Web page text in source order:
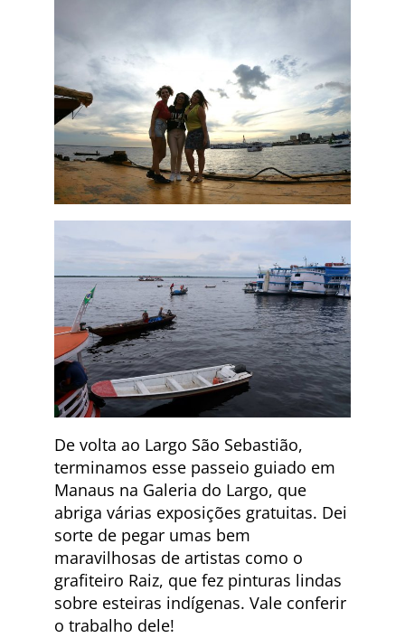
De volta ao Largo São Sebastião,
terminamos esse passeio guiado em
Manaus na Galeria do Largo, que
abriga várias exposições gratuitas. Dei
sorte de pegar umas bem
maravilhosas de artistas como o
grafiteiro Raiz, que fez pinturas lindas
sobre esteiras indígenas. Vale conferir
o trabalho dele!